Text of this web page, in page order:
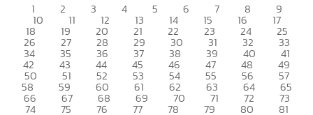
1 2 3 4 5 6 7 8 9
10 11 12 13 14 15 16 17
18 19 20 21 22 23 24 25
26 27 28 29 30 31 32 33
34 35 36 37 38 39 40 41
42 43 44 45 46 47 48 49
50 51 52 53 54 55 56 57
58 59 60 61 62 63 64 65
66 67 68 69 70 71 72 73
74 75 76 77 78 79 80 81